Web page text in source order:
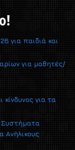
για παιδιά και
για μαθητές/
για τα
Συστήματα
Ανήλικους